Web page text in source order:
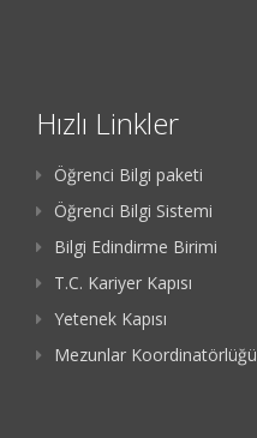
Hızlı Linkler
Öğrenci Bilgi paketi
Öğrenci Bilgi Sistemi
Bilgi Edindirme Birimi
T.C. Kariyer Kapısı
Yetenek Kapısı
Mezunlar Koordinatörlüğü